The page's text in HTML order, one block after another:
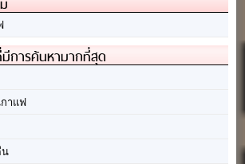
มีการค้นหามากที่สุด
าแฟ
น